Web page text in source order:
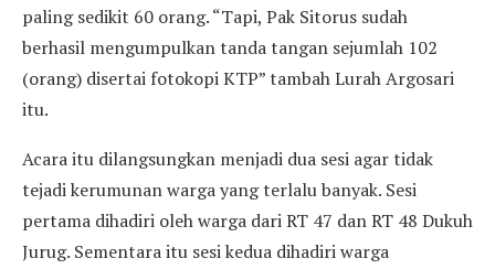
paling sedikit 60 orang. “Tapi, Pak Sitorus sudah
berhasil mengumpulkan tanda tangan sejumlah 102
(orang) disertai fotokopi KTP” tambah Lurah Argosari
itu.
Acara itu dilangsungkan menjadi dua sesi agar tidak
tejadi kerumunan warga yang terlalu banyak. Sesi
pertama dihadiri oleh warga dari RT 47 dan RT 48 Dukuh
Jurug. Sementara itu sesi kedua dihadiri warga